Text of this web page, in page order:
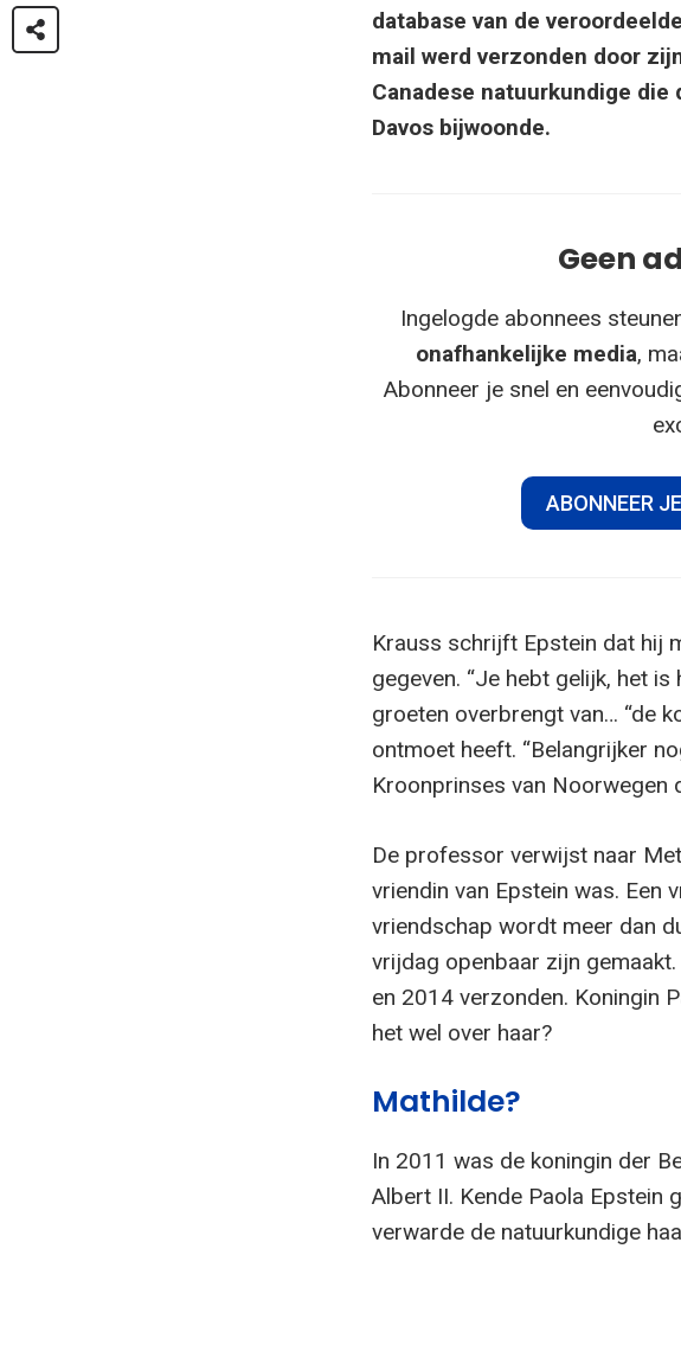
database van de
mail werd verzonden door
Canadese natuurkundige
Davos bijwoonde.
Geen
Ingelogde abonnees
onafhankelijke media,
Abonneer je snel en
ABONNEER
Krauss schrijft Epstein dat hij
gegeven. “Je hebt gelijk, het
groeten overbrengt van… “de
ontmoet heeft. “Belangrijker
Kroonprinses van Noorwegen
De professor verwijst naar
vriendin van Epstein was. Een
vriendschap wordt meer dan
vrijdag openbaar zijn
en 2014 verzonden. Koningin
het wel over haar?
Mathilde?
In 2011 was de koningin der
Albert II. Kende Paola Epstein
verwarde de natuurkundige